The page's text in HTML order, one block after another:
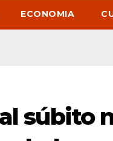
ECONOMIA
súbito